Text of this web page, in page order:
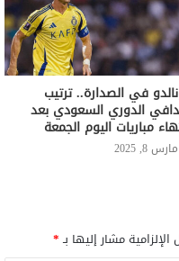
في الصدارة.. ترتيب
الدوري السعودي بعد
مباريات اليوم الجمعة
مارس 8, 2025
الإلزامية مشار إليها بـ*